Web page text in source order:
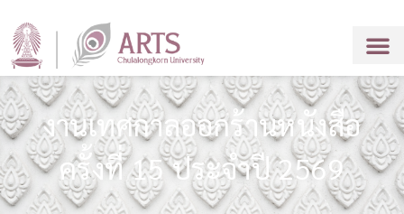
งานเทศกาลออกร้านหนังสือ
ครั้งที่ 15 ประจำปี 2569